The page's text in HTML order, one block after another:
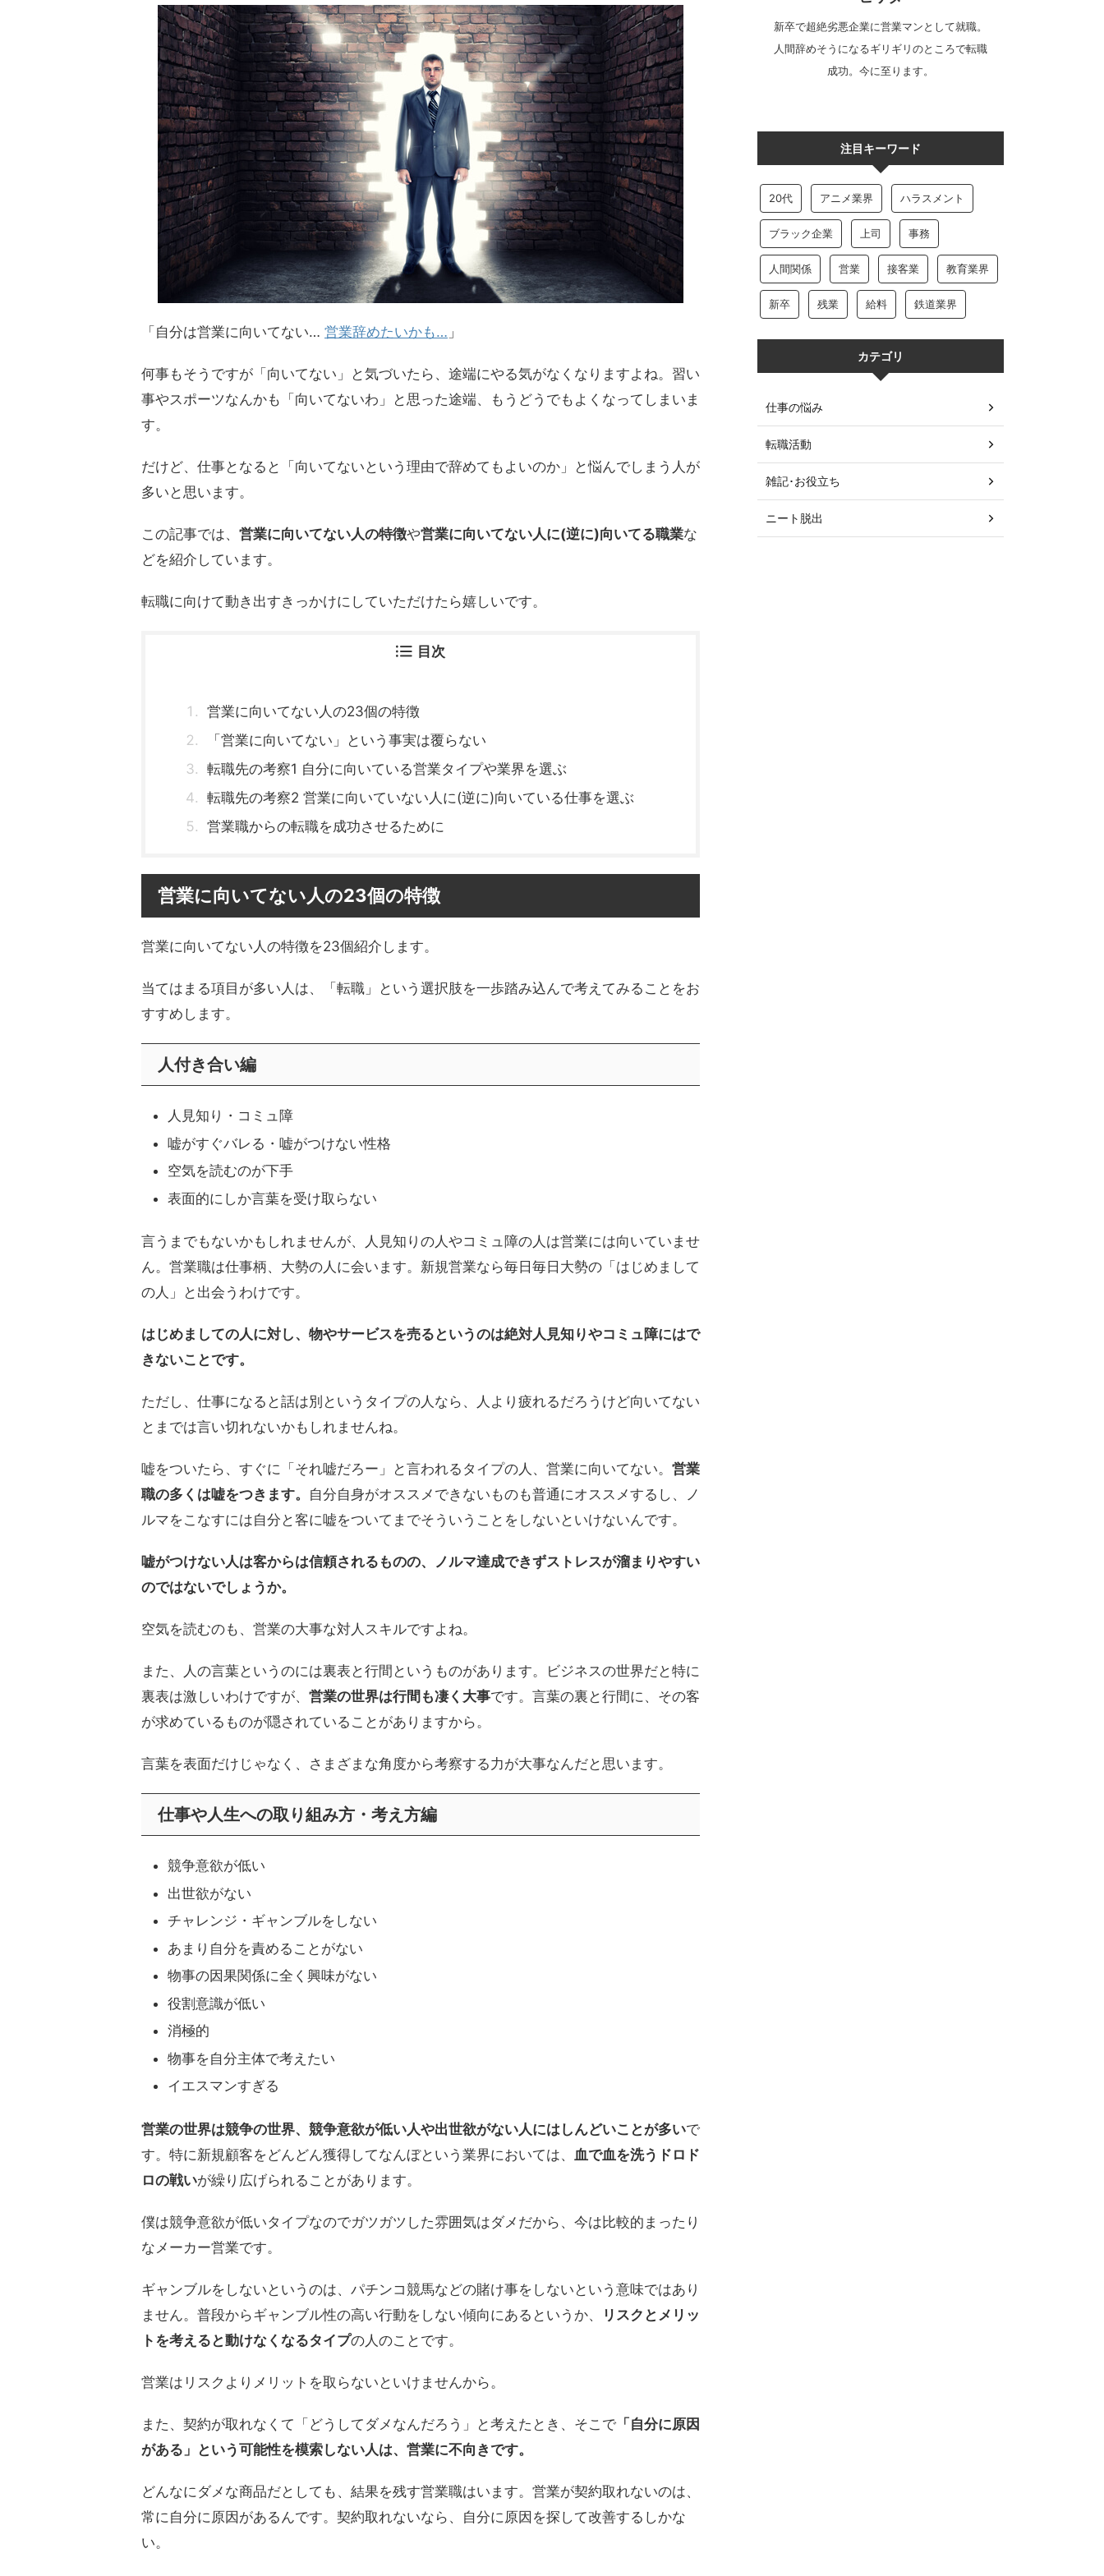
「自分は営業に向いてない… 営業辞めたいかも… 」
何事もそうですが「向いてない」と気づいたら、途端にやる気がなくなりますよね。習い
事やスポーツなんかも「向いてないわ」と思った途端、もうどうでもよくなってしまいま
す。
だけど、仕事となると「向いてないという理由で辞めてもよいのか」と悩んでしまう人が
多いと思います。
この記事では、 営業に向いてない人の特徴や営業に向いてない人に(逆に)向いてる職業な
どを紹介しています。
転職に向けて動き出すきっかけにしていただけたら嬉しいです。
目次
営業に向いてない人の23個の特徴
「営業に向いてない」という事実は覆らない
転職先の考察1 自分に向いている営業タイプや業界を選ぶ
転職先の考察2 営業に向いていない人に(逆に)向いている仕事を選ぶ
営業職からの転職を成功させるために
営業に向いてない人の23個の特徴
営業に向いてない人の特徴を23個紹介します。
当てはまる項目が多い人は、「転職」という選択肢を一歩踏み込んで考えてみることをお
すすめします。
人付き合い編
人見知り・コミュ障
嘘がすぐバレる・嘘がつけない性格
空気を読むのが下手
表面的にしか言葉を受け取らない
言うまでもないかもしれませんが、人見知りの人やコミュ障の人は営業には向いていませ
ん。営業職は仕事柄、大勢の人に会います。新規営業なら毎日毎日大勢の「はじめまして
の人」と出会うわけです。
はじめましての人に対し、物やサービスを売るというのは絶対人見知りやコミュ障にはで
きないことです。
ただし、仕事になると話は別というタイプの人なら、人より疲れるだろうけど向いてない
とまでは言い切れないかもしれませんね。
嘘をついたら、すぐに「それ嘘だろー」と言われるタイプの人、営業に向いてない。 営業
職の多くは嘘をつきます。 自分自身がオススメできないものも普通にオススメするし、ノ
ルマをこなすには自分と客に嘘をついてまでそういうことをしないといけないんです。
嘘がつけない人は客からは信頼されるものの、ノルマ達成できずストレスが溜まりやすい
のではないでしょうか。
空気を読むのも、営業の大事な対人スキルですよね。
また、人の言葉というのには裏表と行間というものがあります。ビジネスの世界だと特に
裏表は激しいわけですが、 営業の世界は行間も凄く大事です。言葉の裏と行間に、その客
が求めているものが隠されていることがありますから。
言葉を表面だけじゃなく、さまざまな角度から考察する力が大事なんだと思います。
仕事や人生への取り組み方・考え方編
競争意欲が低い
出世欲がない
チャレンジ・ギャンブルをしない
あまり自分を責めることがない
物事の因果関係に全く興味がない
役割意識が低い
消極的
物事を自分主体で考えたい
イエスマンすぎる
営業の世界は競争の世界、競争意欲が低い人や出世欲がない人にはしんどいことが多いで
す。特に新規顧客をどんどん獲得してなんぼという業界においては、 血で血を洗うドロド
ロの戦いが繰り広げられることがあります。
僕は競争意欲が低いタイプなのでガツガツした雰囲気はダメだから、今は比較的まったり
なメーカー営業です。
ギャンブルをしないというのは、パチンコ競馬などの賭け事をしないという意味ではあり
ません。普段からギャンブル性の高い行動をしない傾向にあるというか、
リスクとメリッ
トを考えると動けなくなるタイプの人のことです。
営業はリスクよりメリットを取らないといけませんから。
また、契約が取れなくて「どうしてダメなんだろう」と考えたとき、そこで 「自分に原因
がある」という可能性を模索しない人は、営業に不向きです。
どんなにダメな商品だとしても、結果を残す営業職はいます。営業が契約取れないのは、
常に自分に原因があるんです。契約取れないなら、自分に原因を探して改善するしかな
い。
新卒で超絶劣悪企業に営業マンとして就職。
人間辞めそうになるギリギリのところで転職
成功。今に至ります。
注目キーワード
20代 アニメ業界 ハラスメント
ブラック企業 上司 事務
人間関係 営業 接客業 教育業界
新卒 残業 給料 鉄道業界
カテゴリ
仕事の悩み
転職活動
雑記･お役立ち
ニート脱出